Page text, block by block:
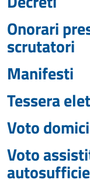
Onorari
scrutatori
Manifesti
Tessera
Voto
Voto